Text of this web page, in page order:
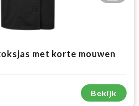
met korte mouwen
Bekijk